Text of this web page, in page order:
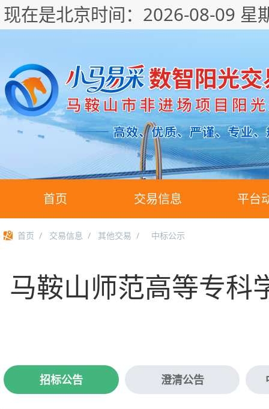
现在是北京时间： 2026-08-09 星
首页 交易信息 平台
首页 / 交易信息 / 其他交易 / 中标公示
马鞍山师范高等专科
招标公告 澄清公告